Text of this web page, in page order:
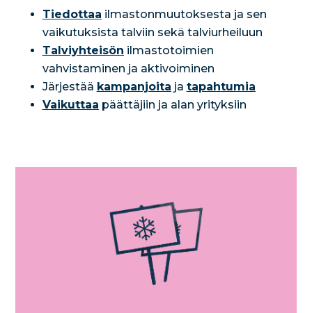
Tiedottaa ilmastonmuutoksesta ja sen
vaikutuksista talviin sekä talviurheiluun
Talviyhteisön ilmastotoimien
vahvistaminen ja aktivoiminen
Järjestää kampanjoita ja tapahtumia
Vaikuttaa päättäjiin ja alan yrityksiin